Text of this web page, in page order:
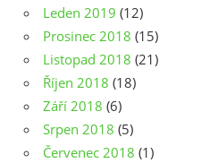
Leden 2019 (12)
Prosinec 2018 (15)
Listopad 2018 (21)
Říjen 2018 (18)
Září 2018 (6)
Srpen 2018 (5)
Červenec 2018 (1)